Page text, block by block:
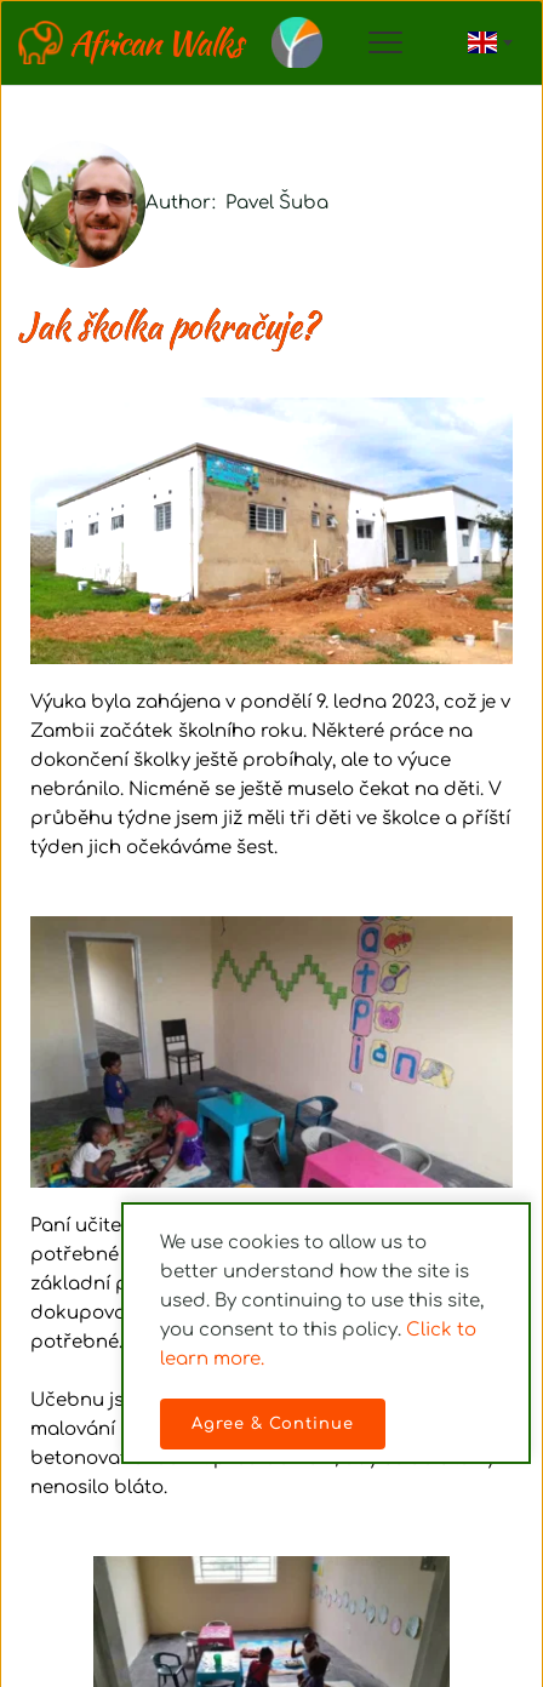
African Walks
Author: Pavel Šuba
Jak školka pokračuje?
Výuka byla zahájena v pondělí 9. ledna 2023, což je v
Zambii začátek školního roku. Některé práce na
dokončení školky ještě probíhaly, ale to výuce
nebránilo. Nicméně se ještě muselo čekat na děti. V
průběhu týdne jsem již měli tři děti ve školce a příští
týden jich očekáváme šest.
Paní učitelka krásně vyzdobila třídu a připravila
potřebné pomůcky pro děti. Zatím máme jen
základní pomůcky, ale postupně budeme
dokupovat, tak abychom měli pro výuku vše
potřebné.
Učebnu jsem vymalovali a ještě dokončujeme
malování budovy z venku. Také se začíná dláždit a
betonovat chodník před domem, aby se do školky
nenosilo bláto.
We use cookies to allow us to
better understand how the site is
used. By continuing to use this site,
you consent to this policy. Click to
learn more.
Agree & Continue